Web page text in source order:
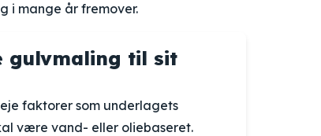
i mange år fremover.
gulvmaling til sit
faktorer som underlagets
være vand- eller oliebaseret.